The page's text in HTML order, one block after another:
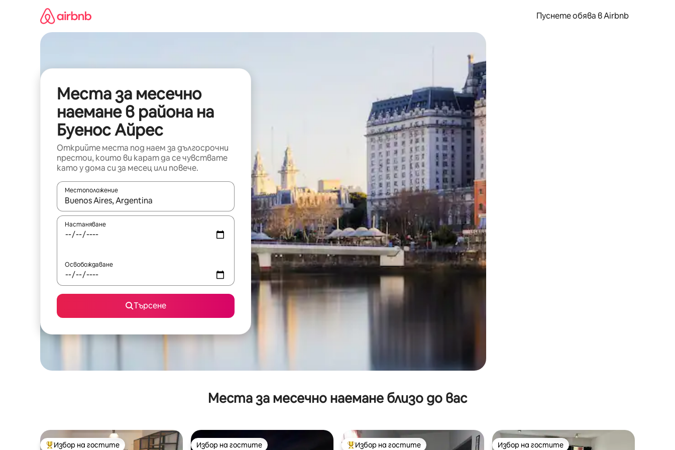
съдържанието
Пуснете обява в Airbnb
Места за месечно
наемане в района на
Буенос Айрес
Открийте места под наем за дългосрочни
престои, които ви карат да се чувствате
като у дома си за месец или повече.
Местоположение
Когато резултатите се покажат, използвайте клавишите със стрелки нагоре и надолу или навигирайте с докосване или плъзгане.
Настаняване
Освобождаване
Търсене
Места за месечно наемане близо до вас
Избор на гостите Избор на гостите Избор на гостите Избор на гостите